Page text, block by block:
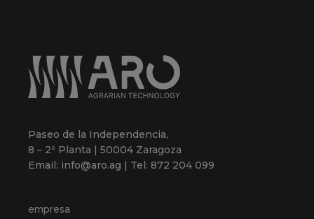
Paseo de la Independencia,
8 – 2ª Planta | 50004 Zaragoza
Email: info@aro.ag | Tel: 872 204 099
empresa